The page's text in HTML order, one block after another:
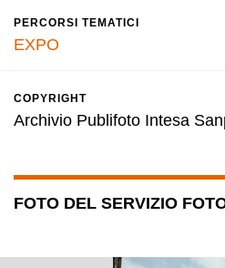
PERCORSI TEMATICI
EXPO
COPYRIGHT
Archivio Publifoto Intesa
FOTO DEL SERVIZIO